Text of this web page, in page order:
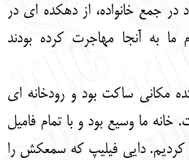
در جمع خانواده، از دهکده ای در
ما به آنجا مهاجرت کرده بودند
مکانی ساکت بود و رودخانه ای
خانه ما وسیع بود و با تمام فامیل
دایی فیلیپ که سمعکش را